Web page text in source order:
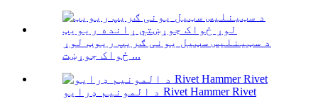
د سټینلیس سټیل یونی ګریپ ریوټ لوړ
ځواک جوړښت ...
د المونیم ډرایو Rivet Hammer Rivet